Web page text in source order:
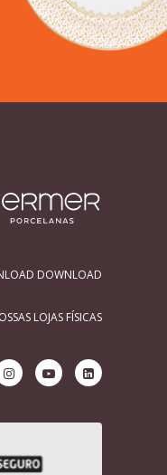
DOWNLOAD
LOJAS FÍSICAS